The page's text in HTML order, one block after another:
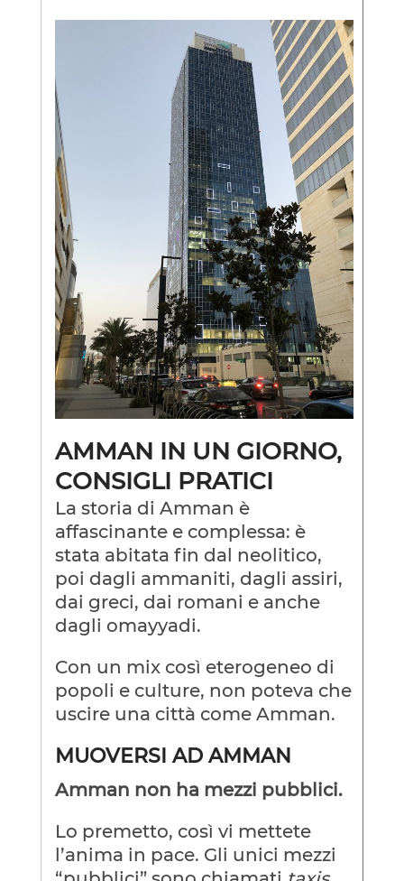
AMMAN IN UN GIORNO,
CONSIGLI PRATICI
La storia di Amman è
affascinante e complessa: è
stata abitata fin dal neolitico,
poi dagli ammaniti, dagli assiri,
dai greci, dai romani e anche
dagli omayyadi.
Con un mix così eterogeneo di
popoli e culture, non poteva che
uscire una città come Amman.
MUOVERSI AD AMMAN
Amman non ha mezzi pubblici.
Lo premetto, così vi mettete
l’anima in pace. Gli unici mezzi